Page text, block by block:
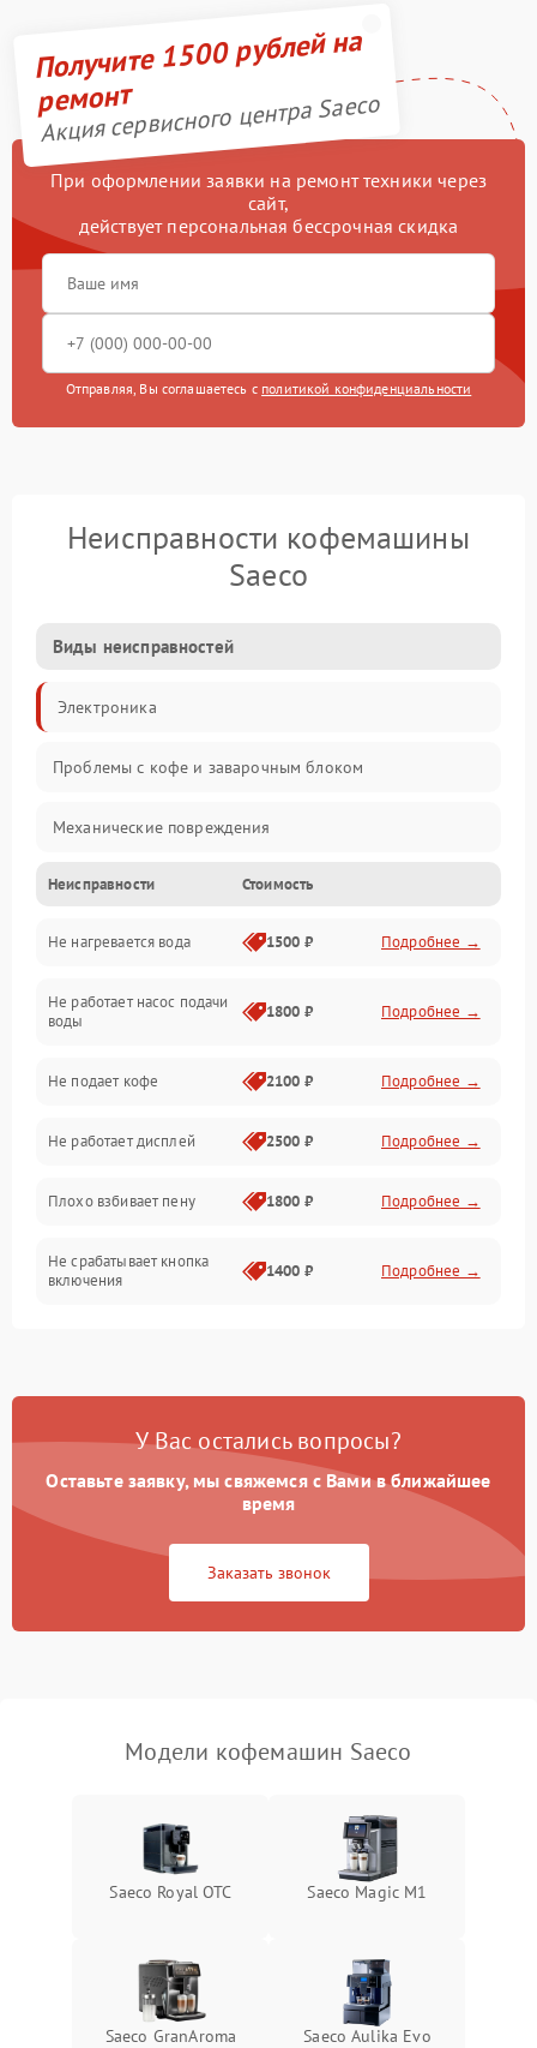
Получите 1500 рублей на
ремонт
Акция сервисного центра Saeco
При оформлении заявки на ремонт техники через
сайт,
действует персональная бессрочная скидка
Отправляя, Вы соглашаетесь с политикой конфиденциальности
Неисправности кофемашины
Saeco
Виды неисправностей
Электроника
Проблемы с кофе и заварочным блоком
Механические повреждения
Прочие неисправности
Включение и работа
Проблемы с водой
Неисправности Стоимость
Не нагревается вода 1500 ₽ Подробнее →
Не работает насос подачи
воды
1800 ₽ Подробнее →
Не подает кофе 2100 ₽ Подробнее →
Не работает дисплей 2500 ₽ Подробнее →
Плохо взбивает пену 1800 ₽ Подробнее →
Не срабатывает кнопка
включения
1400 ₽ Подробнее →
Постоянные сбои в работе 1500 ₽ Подробнее →
У Вас остались вопросы?
Оставьте заявку, мы свяжемся с Вами в ближайшее
время
Заказать звонок
Модели кофемашин Saeco
Saeco Royal OTC Saeco Magic M1
Saeco GranAroma
Saeco Aulika Evo